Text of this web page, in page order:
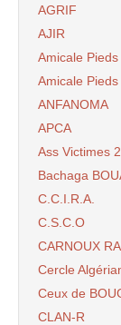
AGRIF
AJIR
Amicale
Amicale
ANFANOMA
APCA
Ass Victimes
Bachaga
C.C.I.R.A.
C.S.C.O
CARNOUX
Cercle
Ceux de
CLAN-R